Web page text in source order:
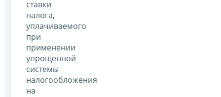
ставки
налога,
уплачиваемого
при
применении
упрощенной
системы
налогообложения
на